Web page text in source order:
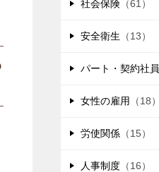
社会保険 （61）
安全衛生 （13）
パート・契約社員
女性の雇用 （18）
労使関係 （15）
人事制度 （16）